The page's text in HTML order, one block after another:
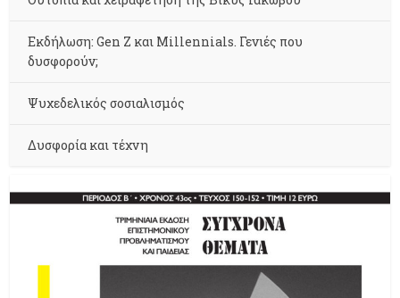
Εκδήλωση: Gen Z και Millennials. Γενιές που
δυσφορούν;
Ψυχεδελικός σοσιαλισμός
Δυσφορία και τέχνη